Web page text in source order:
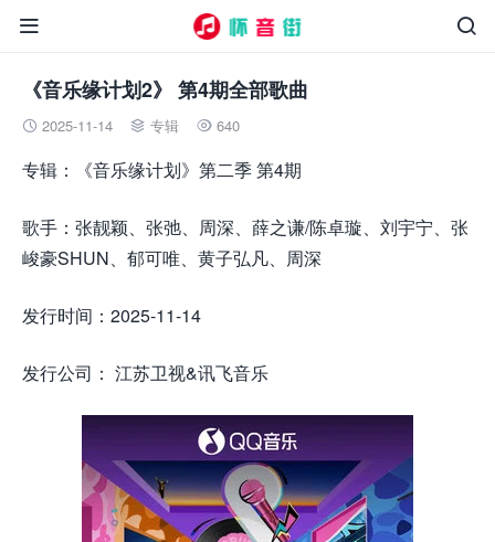


《音乐缘计划2》 第4期全部歌曲
 2025-11-14  专辑  640
专辑：《音乐缘计划》第二季 第4期
歌手：张靓颖、张弛、周深、薛之谦/陈卓璇、刘宇宁、张
峻豪SHUN、郁可唯、黄子弘凡、周深
发行时间：2025-11-14
发行公司： 江苏卫视&讯飞音乐